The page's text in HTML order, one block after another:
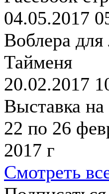
04.05.2017
Воблера для
Тайменя
20.02.2017
Выставка
22 по 26
2017 г
Смотреть